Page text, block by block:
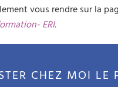
vous rendre sur la
ERI.
CHEZ MOI LE